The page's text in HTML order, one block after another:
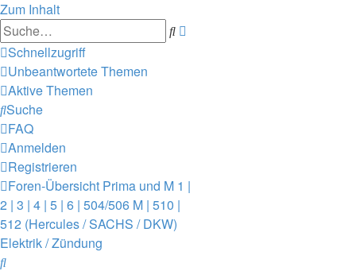
Zum Inhalt
Suche
Schnellzugriff
Unbeantwortete Themen
Aktive Themen
Suche
FAQ
Anmelden
Registrieren
Foren-Übersicht Prima und M 1 |
2 | 3 | 4 | 5 | 6 | 504/506 M | 510 |
512 (Hercules / SACHS / DKW)
Elektrik / Zündung
Suche